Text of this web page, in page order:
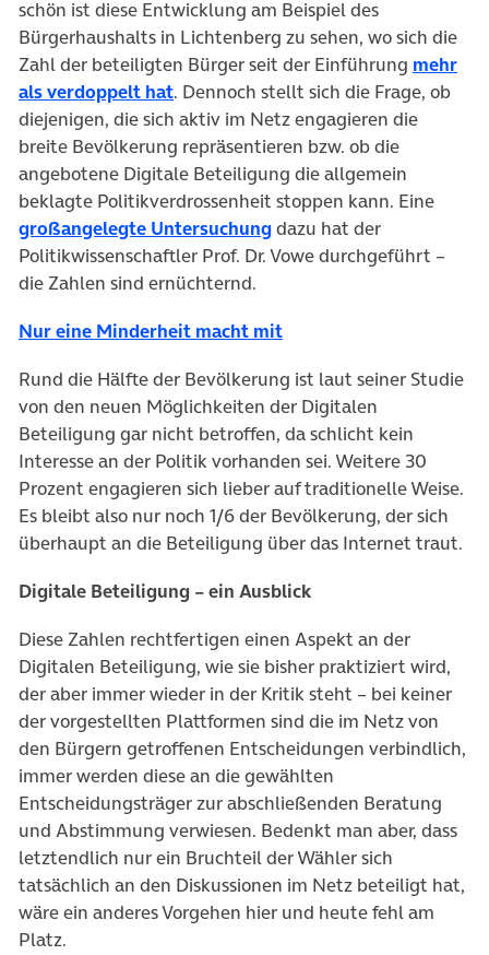
schön ist diese Entwicklung am Beispiel des
Bürgerhaushalts in Lichtenberg zu sehen, wo sich die
Zahl der beteiligten Bürger seit der Einführung mehr
als verdoppelt hat. Dennoch stellt sich die Frage, ob
diejenigen, die sich aktiv im Netz engagieren die
breite Bevölkerung repräsentieren bzw. ob die
angebotene Digitale Beteiligung die allgemein
beklagte Politikverdrossenheit stoppen kann. Eine
großangelegte Untersuchungdazu hat der
Politikwissenschaftler Prof. Dr. Vowe durchgeführt –
die Zahlen sind ernüchternd.
Nur eine Minderheit macht mit
Rund die Hälfte der Bevölkerung ist laut seiner Studie
von den neuen Möglichkeiten der Digitalen
Beteiligung gar nicht betroffen, da schlicht kein
Interesse an der Politik vorhanden sei. Weitere 30
Prozent engagieren sich lieber auf traditionelle Weise.
Es bleibt also nur noch 1/6 der Bevölkerung, der sich
überhaupt an die Beteiligung über das Internet traut.
Digitale Beteiligung – ein Ausblick
Diese Zahlen rechtfertigen einen Aspekt an der
Digitalen Beteiligung, wie sie bisher praktiziert wird,
der aber immer wieder in der Kritik steht – bei keiner
der vorgestellten Plattformen sind die im Netz von
den Bürgern getroffenen Entscheidungen verbindlich,
immer werden diese an die gewählten
Entscheidungsträger zur abschließenden Beratung
und Abstimmung verwiesen. Bedenkt man aber, dass
letztendlich nur ein Bruchteil der Wähler sich
tatsächlich an den Diskussionen im Netz beteiligt hat,
wäre ein anderes Vorgehen hier und heute fehl am
Platz.